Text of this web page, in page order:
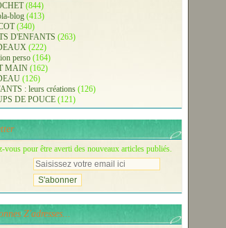
(844)
blog (413)
(340)
D'ENFANTS (263)
(222)
perso (164)
MAIN (162)
(126)
: leurs créations (126)
DE POUCE (121)
vous pour être averti des nouveaux articles publiés.
Z'adresses...